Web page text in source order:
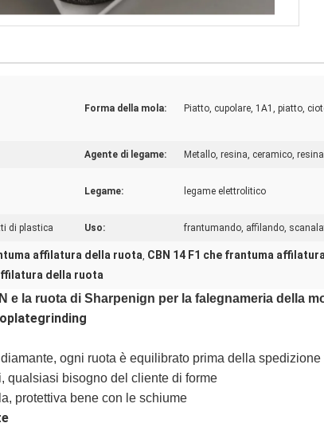
Forma della mola: Piatto, cupolare, 1A1, piatto,
Agente di legame: Metallo, resina, ceramico,
Legame: legame elettrolitico
di plastica Uso: frantumando, affilando,
affilatura della ruota, CBN 14 F1 che frantuma
della ruota
e la ruota di Sharpenign per la falegnameria della
ogni ruota è equilibrato prima della spedizione
qualsiasi bisogno del cliente di forme
protettiva bene con le schiume